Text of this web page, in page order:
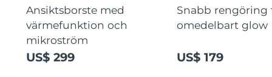
Ansiktsborste med
värmefunktion och
mikroström
US$ 299
Snabb rengöring
omedelbart glow
US$ 179